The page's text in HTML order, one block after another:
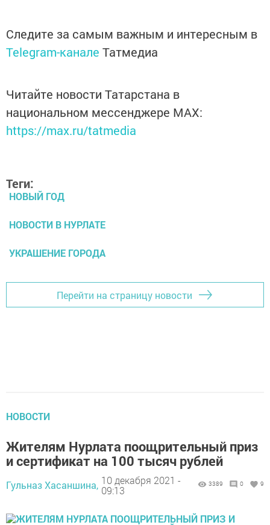
Следите за самым важным и интересным в
Telegram-канале Татмедиа
Читайте новости Татарстана в
национальном мессенджере MАХ:
https://max.ru/tatmedia
Теги:
НОВЫЙ ГОД
НОВОСТИ В НУРЛАТЕ
УКРАШЕНИЕ ГОРОДА
Перейти на страницу новости
НОВОСТИ
Жителям Нурлата поощрительный приз
и сертификат на 100 тысяч рублей
Гульназ Хасаншина, 10 декабря 2021 -
09:13
3389 0 9